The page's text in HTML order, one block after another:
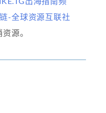
出海指南频
链-全球资源互联社
源。